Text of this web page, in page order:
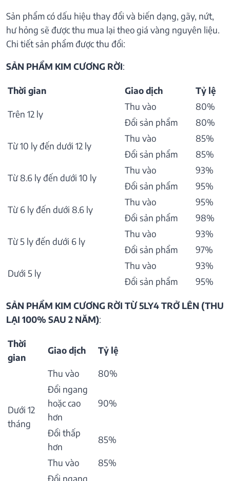
Sản phẩm có dấu hiệu thay đổi và biến dạng, gãy, nứt,
hư hỏng sẽ được thu mua lại theo giá vàng nguyên liệu.
Chi tiết sản phẩm được thu đổi:
SẢN PHẨM KIM CƯƠNG RỜI:
Thời gian Giao dịch Tỷ lệ
Trên 12 ly
Thu vào
80%
Đổi sản phẩm
80%
Từ 10 ly đến dưới 12 ly
Thu vào
85%
Đổi sản phẩm
85%
Từ 8.6 ly đến dưới 10 ly
Thu vào
93%
Đổi sản phẩm
95%
Từ 6 ly đến dưới 8.6 ly
Thu vào
95%
Đổi sản phẩm
98%
Từ 5 ly đến dưới 6 ly
Thu vào
93%
Đổi sản phẩm
97%
Dưới 5 ly
Thu vào
93%
Đổi sản phẩm
95%
SẢN PHẨM KIM CƯƠNG RỜI TỪ 5LY4 TRỞ LÊN (THU
LẠI 100% SAU 2 NĂM):
Thời
gian
Giao dịch Tỷ lệ
Dưới 12
tháng
Thu vào
80%
Đổi ngang
hoặc cao
hơn
90%
Đổi thấp
hơn
85%
Thu vào
85%
Đổi ngang